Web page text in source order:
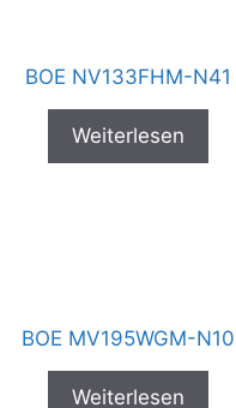
BOE NV133FHM-N41
Weiterlesen
BOE MV195WGM-N10
Weiterlesen